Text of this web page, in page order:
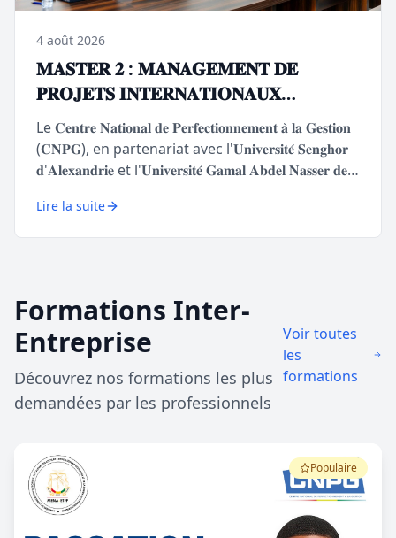
4 août 2026
𝐌𝐀𝐒𝐓𝐄𝐑 𝟐 : 𝐌𝐀𝐍𝐀𝐆𝐄𝐌𝐄𝐍𝐓 𝐃𝐄
𝐏𝐑𝐎𝐉𝐄𝐓𝐒 𝐈𝐍𝐓𝐄𝐑𝐍𝐀𝐓𝐈𝐎𝐍𝐀𝐔𝐗
"𝐏𝐚𝐫𝐜𝐨𝐮𝐫𝐬 𝐂𝐨𝐦𝐩𝐞́𝐭𝐞𝐧𝐜𝐞𝐬 𝐓𝐫𝐚𝐧𝐬𝐯𝐞𝐫𝐬𝐚𝐥𝐞𝐬"
Le 𝐂𝐞𝐧𝐭𝐫𝐞 𝐍𝐚𝐭𝐢𝐨𝐧𝐚𝐥 𝐝𝐞 𝐏𝐞𝐫𝐟𝐞𝐜𝐭𝐢𝐨𝐧𝐧𝐞𝐦𝐞𝐧𝐭 𝐚̀ 𝐥𝐚 𝐆𝐞𝐬𝐭𝐢𝐨𝐧
(𝐂𝐍𝐏𝐆), en partenariat avec l'𝐔𝐧𝐢𝐯𝐞𝐫𝐬𝐢𝐭𝐞́ 𝐒𝐞𝐧𝐠𝐡𝐨𝐫
𝐝'𝐀𝐥𝐞𝐱𝐚𝐧𝐝𝐫𝐢𝐞 et l'𝐔𝐧𝐢𝐯𝐞𝐫𝐬𝐢𝐭𝐞́ 𝐆𝐚𝐦𝐚𝐥 𝐀𝐛𝐝𝐞𝐥 𝐍𝐚𝐬𝐬𝐞𝐫 𝐝𝐞
diplômante Master 2 en Management de
Projets Internationaux, dans son module «
Lire la suite
Formations Inter-
Entreprise
Découvrez nos formations les plus
demandées par les professionnels
Voir toutes
les
formations
Populaire